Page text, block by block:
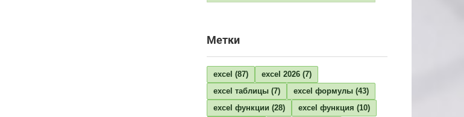
Метки
excel (87) excel 2026 (7)
excel таблицы (7) excel формулы (43)
excel функции (28) excel функция (10)